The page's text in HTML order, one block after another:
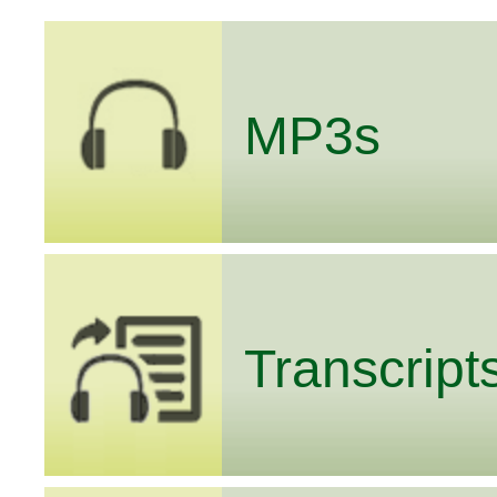
MP3s